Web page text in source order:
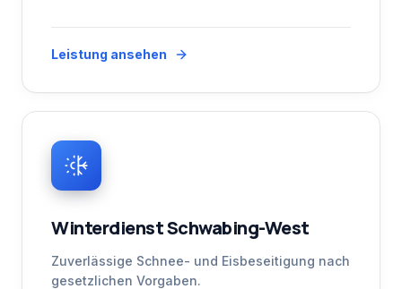
Leistung ansehen
Winterdienst Schwabing-West
Zuverlässige Schnee- und Eisbeseitigung nach
gesetzlichen Vorgaben.